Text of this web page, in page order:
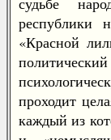
республики
«Красной
проходит
каждый из